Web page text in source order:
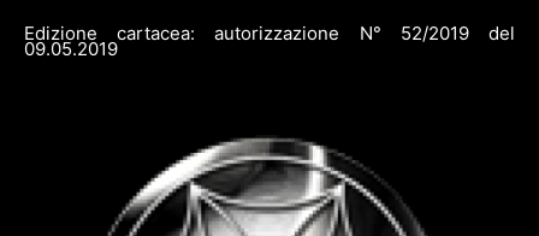
Edizione cartacea: autorizzazione N° 52/2019 del
09.05.2019